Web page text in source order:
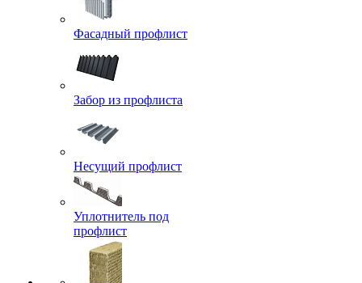
Фасадный профлист
Забор из профлиста
Несущий профлист
Уплотнитель под
профлист